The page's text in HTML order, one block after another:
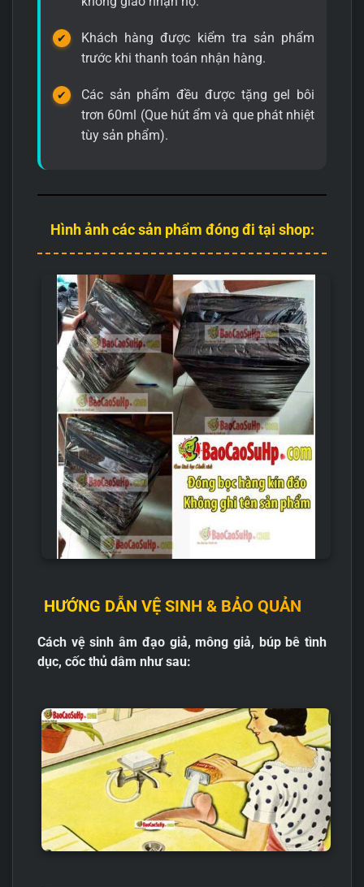
Khách hàng được kiểm tra sản phẩm
trước khi thanh toán nhận hàng.
Các sản phẩm đều được tặng gel bôi
trơn 60ml (Que hút ẩm và que phát nhiệt
tùy sản phẩm).
Hình ảnh các sản phẩm đóng đi tại shop:
HƯỚNG DẪN VỆ SINH & BẢO QUẢN
Cách vệ sinh âm đạo giả, mông giả, búp bê tình
dục, cốc thủ dâm như sau: